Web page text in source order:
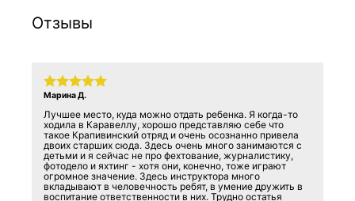
Отзывы
Марина Д.
Лучшее место, куда можно отдать ребенка. Я когда-то
ходила в Каравеллу, хорошо представляю себе что
такое Крапивинский отряд и очень осознанно привела
двоих старших сюда. Здесь очень много занимаются с
детьми и я сейчас не про фехтование, журналистику,
фотодело и яхтинг - хотя они, конечно, тоже играют
огромное значение. Здесь инструктора много
вкладывают в человечность ребят, в умение дружить в
воспитание ответственности в них. Трудно остатья